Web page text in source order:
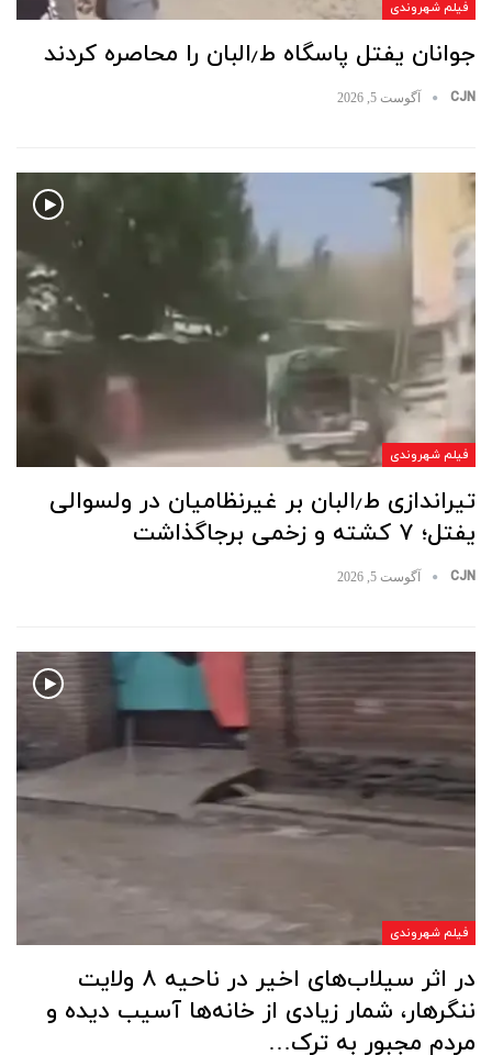
فیلم شهروندی
جوانان یفتل پاسگاه ط٫البان را محاصره کردند
CJN آگوست 5, 2026
فیلم شهروندی
تیراندازی ط٫البان بر غیرنظامیان در ولسوالی
یفتل؛ ۷ کشته و زخمی برجاگذاشت
CJN آگوست 5, 2026
فیلم شهروندی
در اثر سیلاب‌های اخیر در ناحیه ۸ ولایت
ننگرهار، شمار زیادی از خانه‌ها آسیب دیده و
مردم مجبور به ترک…